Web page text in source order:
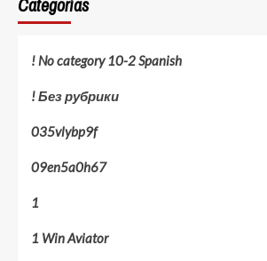
Categorías
! No category 10-2 Spanish
! Без рубрики
035vlybp9f
09en5a0h67
1
1 Win Aviator